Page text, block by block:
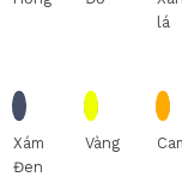
lá
Xám
Đen
Vàng